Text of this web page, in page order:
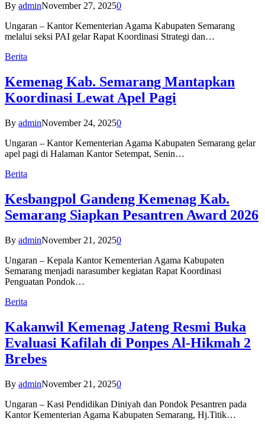
By adminNovember 27, 20250
Ungaran – Kantor Kementerian Agama Kabupaten Semarang
melalui seksi PAI gelar Rapat Koordinasi Strategi dan…
Berita
Kemenag Kab. Semarang Mantapkan
Koordinasi Lewat Apel Pagi
By adminNovember 24, 20250
Ungaran – Kantor Kementerian Agama Kabupaten Semarang gelar
apel pagi di Halaman Kantor Setempat, Senin…
Berita
Kesbangpol Gandeng Kemenag Kab.
Semarang Siapkan Pesantren Award 2026
By adminNovember 21, 20250
Ungaran – Kepala Kantor Kementerian Agama Kabupaten
Semarang menjadi narasumber kegiatan Rapat Koordinasi
Penguatan Pondok…
Berita
Kakanwil Kemenag Jateng Resmi Buka
Evaluasi Kafilah di Ponpes Al-Hikmah 2
Brebes
By adminNovember 21, 20250
Ungaran – Kasi Pendidikan Diniyah dan Pondok Pesantren pada
Kantor Kementerian Agama Kabupaten Semarang, Hj.Titik…